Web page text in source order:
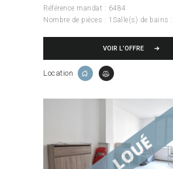
Référence mandat : 6484
Nombre de pièces : 1 Salle(s) de bains :
VOIR L’OFFRE
Location